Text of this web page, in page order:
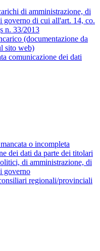
di amministrazione, di
governo di cui all'art. 14, co.
n. 33/2013
(documentazione da
sito web)
comunicazione dei dati
o incompleta
dei dati da parte dei titolari
di amministrazione, di
governo
regionali/provinciali